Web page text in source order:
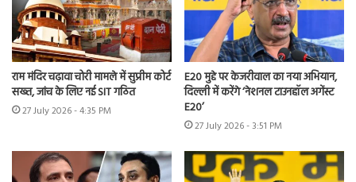
राम मंदिर चढ़ावा चोरी मामले में सुप्रीम कोर्ट
सख्त, जांच के लिए नई SIT गठित
27 July 2026 - 4:35 PM
E20 मुद्दे पर केजरीवाल का नया अभियान,
दिल्ली में करेंगे ‘नेशनल टाउनहॉल अगेंस्ट
E20’
27 July 2026 - 3:51 PM